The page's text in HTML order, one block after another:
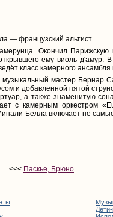
— французский альтист.
Окончил Парижскую
ему виоль д'амур.
класс камерного
музыкальный мастер Бернар
и добавленной пятой
а также знаменитую
с камерным оркестром
Белла включает не
<<< Паскье, Брюно